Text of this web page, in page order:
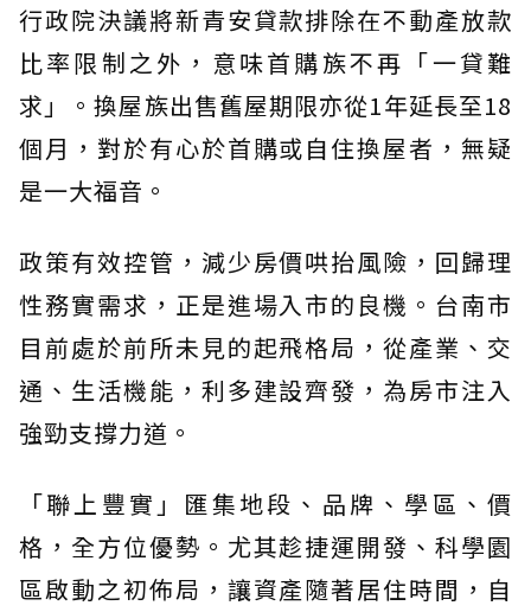
行政院決議將新青安貸款排除在不動產放款
比率限制之外，意味首購族不再「一貸難
求」。換屋族出售舊屋期限亦從1年延長至18
個月，對於有心於首購或自住換屋者，無疑
是一大福音。
政策有效控管，減少房價哄抬風險，回歸理
性務實需求，正是進場入市的良機。台南市
目前處於前所未見的起飛格局，從產業、交
通、生活機能，利多建設齊發，為房市注入
強勁支撐力道。
「聯上豐實」匯集地段、品牌、學區、價
格，全方位優勢。尤其趁捷運開發、科學園
區啟動之初佈局，讓資產隨著居住時間，自